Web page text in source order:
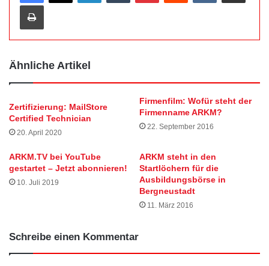
Ähnliche Artikel
Zertifizierung: MailStore
Certified Technician
20. April 2020
Firmenfilm: Wofür steht der
Firmenname ARKM?
22. September 2016
ARKM.TV bei YouTube
gestartet – Jetzt abonnieren!
10. Juli 2019
ARKM steht in den
Startlöchern für die
Ausbildungsbörse in
Bergneustadt
11. März 2016
Schreibe einen Kommentar